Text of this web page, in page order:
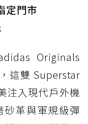
GORE-TEX：
雨天穿搭帥度不
14 GTX：搭
全方位防水神鞋
GORE-TEX：潮
與街頭顏值一次攻
定門市
Originals
這雙 Superstar
注入現代戶外機
砂革與軍規級彈